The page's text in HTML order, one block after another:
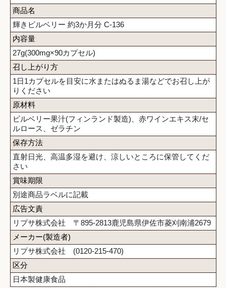
商品名
輝きビルベリー 約3か月分 C-136
内容量
27g(300mg×90カプセル)
召し上がり方
1日1カプセルを目安に水またはぬるま湯などでお召し上が
りください
原材料
ビルベリー果汁(フィンランド製造)、赤ワインエキス末/セ
ルロース、ゼラチン
保存方法
直射日光、高温多湿を避け、涼しいところに保管してくだ
さい
賞味期限
別途商品ラベルに記載
広告文責
リプサ株式会社 〒895-2813鹿児島県伊佐市菱刈南浦2679
メーカー(製造者)
リプサ株式会社 (0120-215-470)
区分
日本製健康食品